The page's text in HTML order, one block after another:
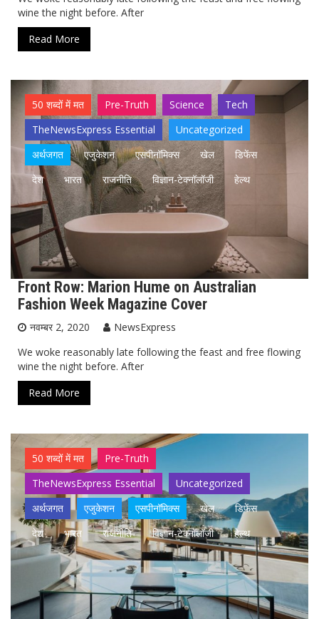
wine the night before. After
Read More
50 शब्दों में मत Pre-Truth Science
Tech
TheNewsExpress Essential
Uncategorized
अर्थजगत
एजुकेशन एसपीनॉमिक्स खेल
डिफेंस
देश
भारत राजनीति विज्ञान-टेक्नॉलॉजी हेल्थ
Front Row: Marion Hume on Australian
Fashion Week Magazine Cover
नवम्बर 2, 2020
NewsExpress
We woke reasonably late following the feast and free flowing
wine the night before. After
Read More
50 शब्दों में मत
Pre-Truth
TheNewsExpress Essential
Uncategorized
अर्थजगत
एजुकेशन एसपीनॉमिक्स खेल
डिफेंस
देश
भारत राजनीति विज्ञान-टेक्नॉलॉजी हेल्थ